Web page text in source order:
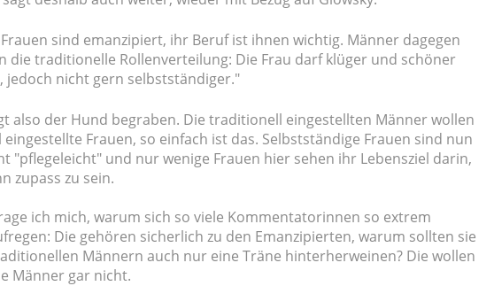
sind emanzipiert, ihr Beruf ist ihnen wichtig. Männer dagegen
die traditionelle Rollenverteilung: Die Frau darf klüger und schöner
jedoch nicht gern selbstständiger."
also der Hund begraben. Die traditionell eingestellten Männer wollen
Frauen, so einfach ist das. Selbstständige Frauen sind nun
"pflegeleicht" und nur wenige Frauen hier sehen ihr Lebensziel darin,
zupass zu sein.
ich mich, warum sich so viele Kommentatorinnen so extrem
Die gehören sicherlich zu den Emanzipierten, warum sollten sie
Männern auch nur eine Träne hinterherweinen? Die wollen
Männer gar nicht.